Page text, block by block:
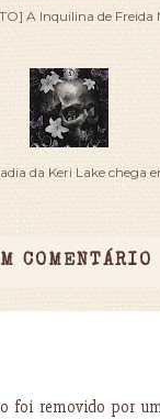
A Inquilina de Freida
da Keri Lake chega
COMENTÁRIO
foi removido por